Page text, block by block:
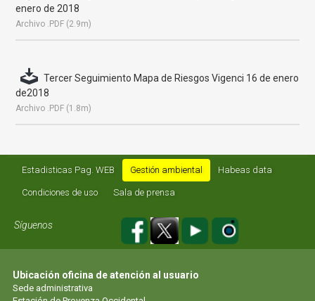
enero de 2018
Archivo .PDF (2.9m)
Tercer Seguimiento Mapa de Riesgos Vigenci 16 de enero
de2018
Archivo .PDF (1.8m)
Estadisticas Pag. WEB Gestión ambiental Habeas data
Condiciones de uso Sala de prensa
Síguenos
Ubicación oficina de atención al usuario
Sede administrativa